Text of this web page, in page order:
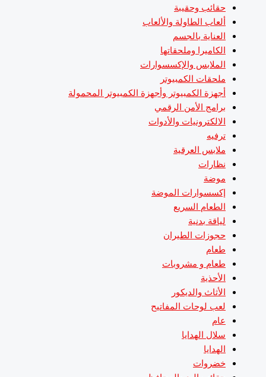
حقائب وحقيبة
ألعاب الطاولة والألعاب
العناية بالجسم
الكاميرا وملحقاتها
الملابس والإكسسوارات
ملحقات الكمبيوتر
أجهزة الكمبيوتر وأجهزة الكمبيوتر المحمولة
برامج الأمن الرقمي
الالكترونيات والأدوات
ترفيه
ملابس العرقية
نظارات
موضة
إكسسوارات الموضة
الطعام السريع
لياقة بدنية
حجوزات الطيران
طعام
طعام و مشروبات
الأحذية
الأثاث والديكور
لعب لوحات المفاتيح
عام
سلال الهدايا
الهدايا
خضروات